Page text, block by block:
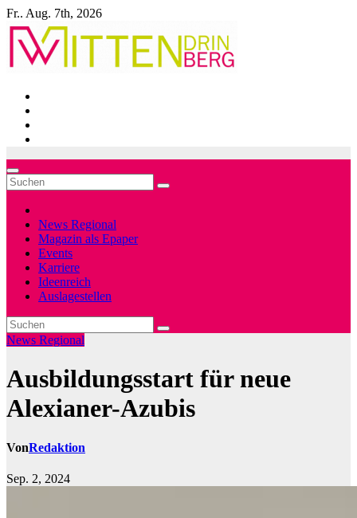
Zum
Inhalt
springen
Fr.. Aug. 7th, 2026
News Regional
Magazin als Epaper
Events
Karriere
Ideenreich
Auslagestellen
News Regional
Ausbildungsstart für neue
Alexianer-Azubis
VonRedaktion
Sep. 2, 2024